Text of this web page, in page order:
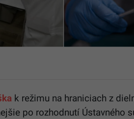
k režimu na hraniciach z
po rozhodnutí Ústavného